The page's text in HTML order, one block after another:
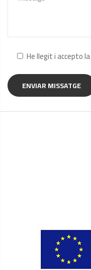
He llegit i accepto la